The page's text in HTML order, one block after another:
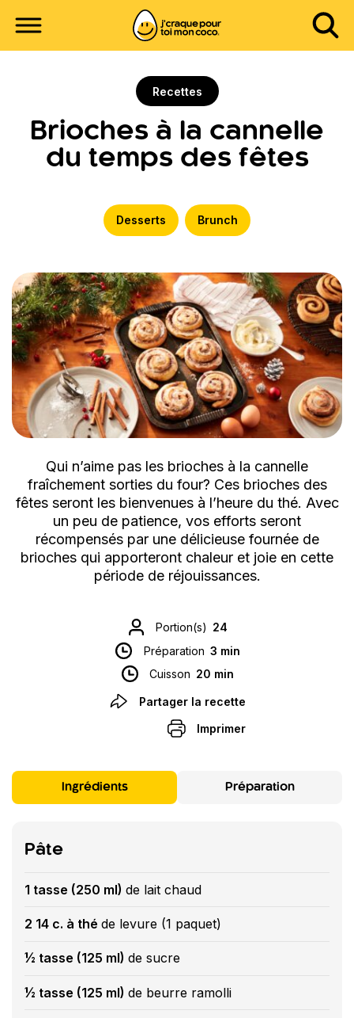
Recettes
Brioches à la cannelle
du temps des fêtes
Desserts Brunch
Qui n’aime pas les brioches à la cannelle
fraîchement sorties du four? Ces brioches des
fêtes seront les bienvenues à l’heure du thé. Avec
un peu de patience, vos efforts seront
récompensés par une délicieuse fournée de
brioches qui apporteront chaleur et joie en cette
période de réjouissances.
Portion(s) 24
Préparation 3 min
Cuisson 20 min
Partager la recette
Imprimer
Ingrédients Préparation
Pâte
1 tasse (250 ml) de lait chaud
2 14 c. à thé de levure (1 paquet)
½ tasse (125 ml) de sucre
½ tasse (125 ml) de beurre ramolli